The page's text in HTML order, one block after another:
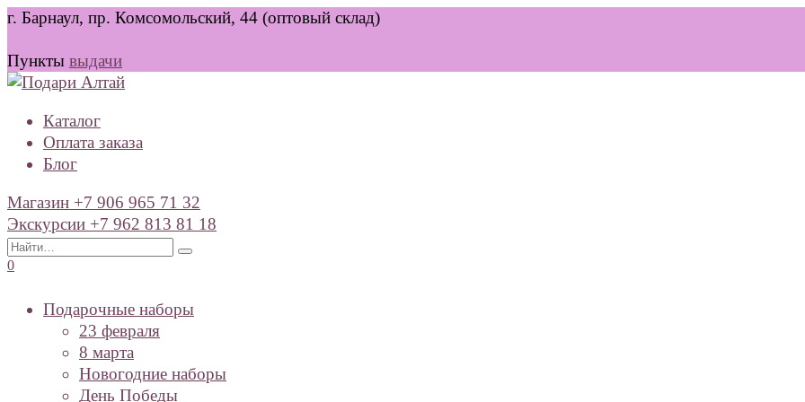
Перейти
содержанию
г. Барнаул, пр. Комсомольский, 44 (оптовый склад)
Пункты выдачи
Каталог
Оплата заказа
Блог
Магазин +7 906 965 71 32
Экскурсии +7 962 813 81 18
Search
for:
0
Подарочные наборы
23 февраля
8 марта
Новогодние наборы
День Победы